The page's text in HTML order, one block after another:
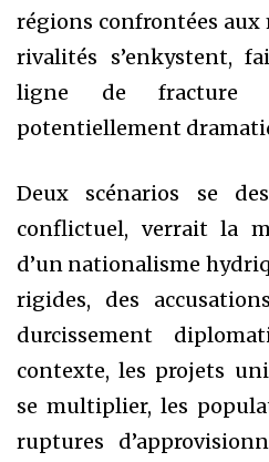
régions confrontées aux
rivalités s’enkystent,
ligne de fracture
potentiellement
Deux scénarios se
conflictuel, verrait la
d’un nationalisme
rigides, des
durcissement
contexte, les projets
se multiplier, les
ruptures